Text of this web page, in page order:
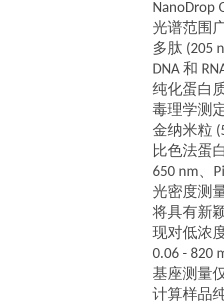
NanoDrop
光谱范围
多肽 (205
DNA 和
纯化蛋白
毒理学测
金纳米粒
比色法蛋
650 nm、
光密度测
将具有新
现对低浓
0.06 - 820
基座测量
计算样品